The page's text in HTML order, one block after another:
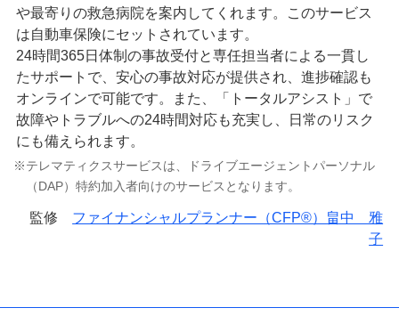
や最寄りの救急病院を案内してくれます。このサービス
は自動車保険にセットされています。
24時間365日体制の事故受付と専任担当者による一貫し
たサポートで、安心の事故対応が提供され、進捗確認も
オンラインで可能です。また、「トータルアシスト」で
故障やトラブルへの24時間対応も充実し、日常のリスク
にも備えられます。
テレマティクスサービスは、ドライブエージェントパーソナル
（DAP）特約加入者向けのサービスとなります。
監修 ファイナンシャルプランナー（CFP®）畠中 雅
子